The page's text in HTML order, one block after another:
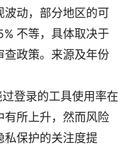
动，部分地区的可
不等，具体取决于
查政策。来源及年份
登录的工具使用率在
有所上升，然而风险
私保护的关注度提